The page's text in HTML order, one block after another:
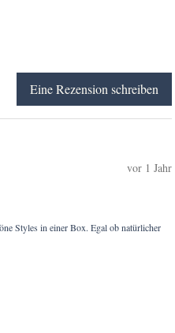
Eine Rezension schreiben
vor 1 Jahr
Styles in einer Box. Egal ob natürlicher